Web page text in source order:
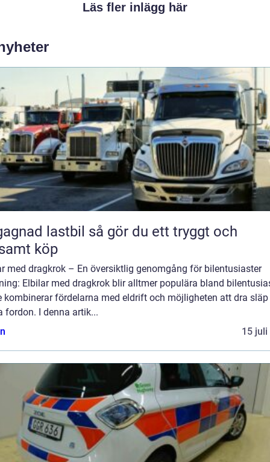
Läs fler inlägg här
lastbil så gör du ett tryggt och
köp
med dragkrok – En översiktlig genomgång för bilentusiaster
Elbilar med dragkrok blir alltmer populära bland
kombinerar fördelarna med eldrift och möjligheten att dra släp
fordon. I denna artik...
15 juli